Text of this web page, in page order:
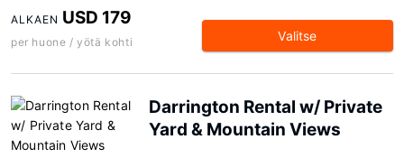
ALKAEN USD 179
per huone / yötä kohti Valitse
Darrington Rental w/ Private
Yard & Mountain Views